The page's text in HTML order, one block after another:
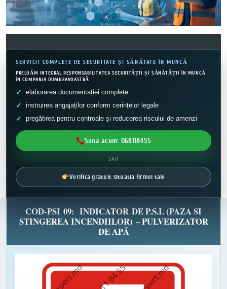
SERVICII COMPLETE DE SECURITATE ȘI SĂNĂTATE ÎN MUNCĂ
PRELUĂM INTEGRAL RESPONSABILITATEA SECURITĂȚII ȘI SĂNĂTĂȚII ÎN MUNCĂ
ÎN COMPANIA DUMNEAVOASTRĂ
elaborarea documentației complete
instruirea angajaților conform cerințelor legale
pregătirea pentru controale și reducerea riscului de amenzi
Suna acum: 068118455
SAU
Verifica gratuit situatia firmei tale
COD-PSI 09: INDICATOR DE P.S.I. (PAZA SI
STINGEREA INCENDIILOR) – PULVERIZATOR
DE APĂ